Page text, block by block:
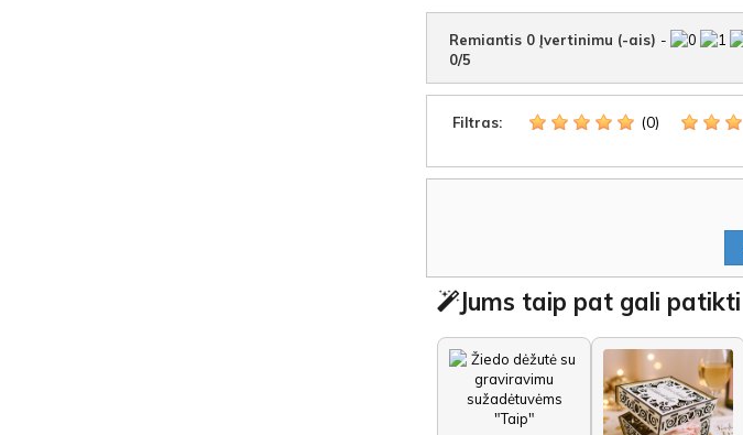
Remiantis 0 Įvertinimu (-ais) -
0/5
Filtras: (0)
Jums taip pat gali patikti